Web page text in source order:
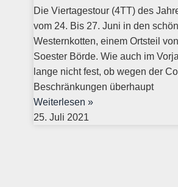
Die Viertagestour (4TT) des
vom 24. Bis 27. Juni in den
Westernkotten, einem Ortsteil
Soester Börde. Wie auch im
lange nicht fest, ob wegen der
Beschränkungen überhaupt
Weiterlesen »
25. Juli 2021